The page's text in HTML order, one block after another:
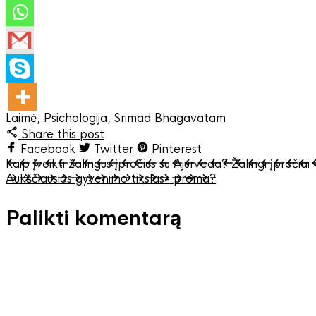
Laimė, Psichologija, Srimad Bhagavatam
Share this post
Facebook
Twitter
Pinterest
Kaip įveikti žalingus įpročius su Ajurveda? Žalingi
Aukščiausias gyvenimo tikslas- prema?
Palikti komentarą